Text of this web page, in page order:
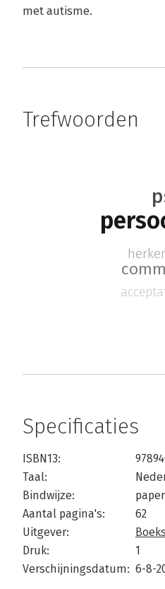
met autisme.
Trefwoorden
Specificaties
ISBN13:
Taal:
Bindwijze:
Aantal pagina's:
62
Uitgever:
Druk:
1
Verschijningsdatum: 6-8-